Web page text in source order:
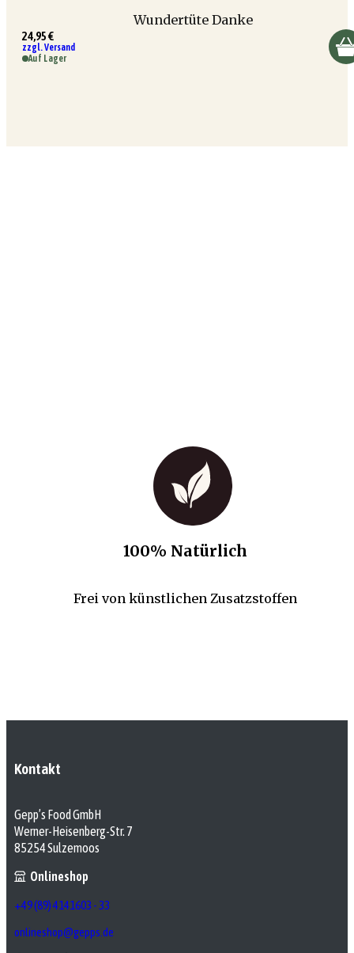
Wundertüte Danke
24,95 €
zzgl. Versand
Auf Lager
100% Natürlich
Frei von künstlichen Zusatzstoffen
Kontakt
Gepp’s Food GmbH
Werner-Heisenberg-Str. 7
85254 Sulzemoos
Onlineshop
+49 (89) 4141603 - 33
onlineshop@gepps.de